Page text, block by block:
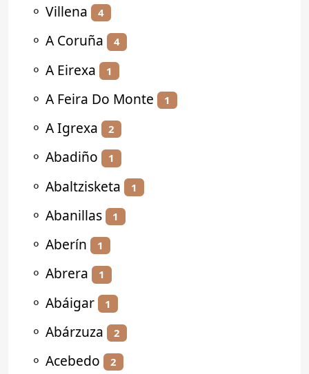
⚬ Villena 4
⚬ A Coruña 4
⚬ A Eirexa 1
⚬ A Feira Do Monte 1
⚬ A Igrexa 2
⚬ Abadiño 1
⚬ Abaltzisketa 1
⚬ Abanillas 1
⚬ Aberín 1
⚬ Abrera 1
⚬ Abáigar 1
⚬ Abárzuza 2
⚬ Acebedo 2